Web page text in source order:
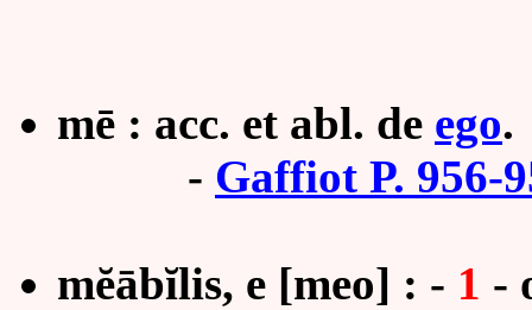
mē : acc. et abl. de ego.
- Gaffiot P. 956-
mĕābĭlis, e [meo] : - 1 -